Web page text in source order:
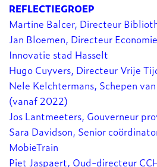
REFLECTIEGROEP
Martine Balcer, Directeur
Jan Bloemen, Directeur
Innovatie stad Hasselt
Hugo Cuyvers, Directeur Vrije
Nele Kelchtermans, Schepen
(vanaf 2022)
Jos Lantmeeters, Gouverneur
Sara Davidson, Senior
MobieTrain
Piet Jaspaert, Oud-directeur